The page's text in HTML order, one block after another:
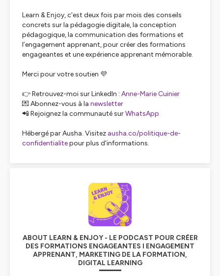
Learn & Enjoy, c'est deux fois par mois des conseils
concrets sur la pédagogie digitale, la conception
pédagogique, la communication des formations et
l’engagement apprenant, pour créer des formations
engageantes et une expérience apprenant mémorable.
Merci pour votre soutien 💜
👉 Retrouvez-moi sur LinkedIn : Anne-Marie Cuinier
💌 Abonnez-vous à la newsletter
📲 Rejoignez la communauté surWhatsApp
Hébergé par Ausha. Visitez ausha.co/politique-de-
confidentialitepour plus d'informations.
ABOUT LEARN & ENJOY - LE PODCAST POUR CRÉER
DES FORMATIONS ENGAGEANTES I ENGAGEMENT
APPRENANT, MARKETING DE LA FORMATION,
DIGITAL LEARNING